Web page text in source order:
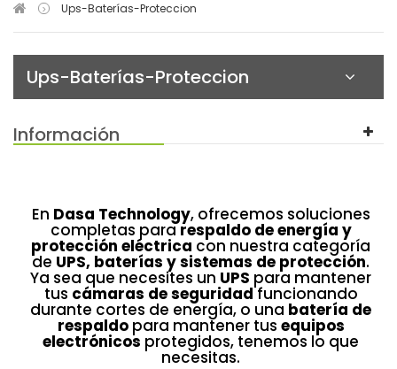
> Ups-Baterías-Proteccion
Ups-Baterías-Proteccion
Información
En Dasa Technology, ofrecemos soluciones
completas pararespaldo de energía y
protección eléctrica con nuestra categoría
de UPS, baterías y sistemas de protección.
Ya sea que necesites un UPS para mantener
tus cámaras de seguridadfuncionando
durante cortes de energía, o una batería de
respaldopara mantener tus equipos
electrónicos protegidos, tenemos lo que
necesitas.